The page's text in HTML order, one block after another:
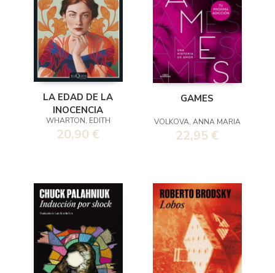
LA EDAD DE LA
INOCENCIA
WHARTON, EDITH
20,90 €
GAMES
VOLKOVA, ANNA MARIA
22,95 €